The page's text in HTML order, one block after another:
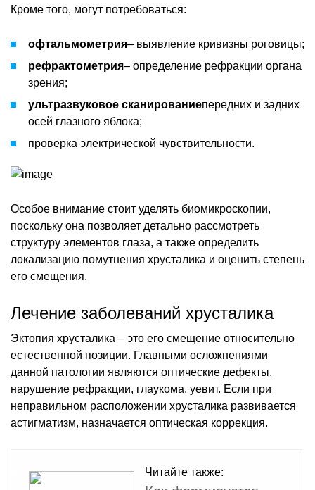
Кроме того, могут потребоваться:
офтальмометрия– выявление кривизны роговицы;
рефрактометрия– определение рефракции органа
зрения;
ультразвуковое сканированиепередних и задних
осей глазного яблока;
проверка электрической чувствительности.
Особое внимание стоит уделять биомикроскопии,
поскольку она позволяет детально рассмотреть
структуру элементов глаза, а также определить
локализацию помутнения хрусталика и оценить степень
его смещения.
Лечение заболеваний хрусталика
Эктопия хрусталика – это его смещение относительно
естественной позиции. Главными осложнениями
данной патологии являются оптические дефекты,
нарушение рефракции, глаукома, уевит. Если при
неправильном расположении хрусталика развивается
астигматизм, назначается оптическая коррекция.
Читайте также: